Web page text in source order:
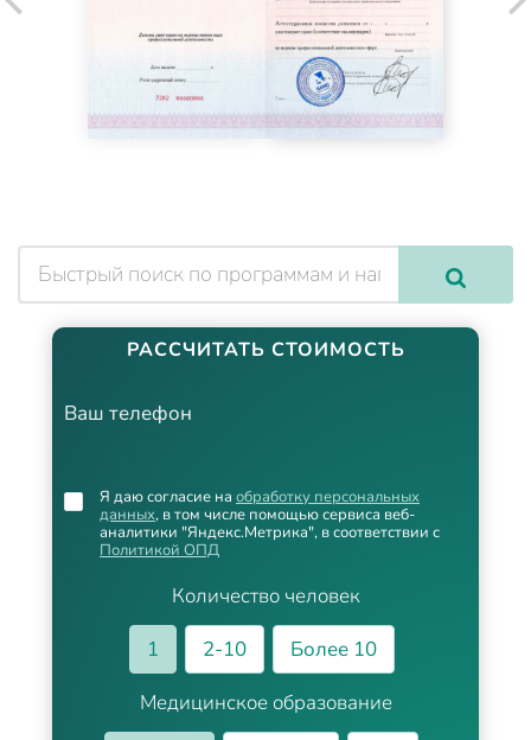
РАССЧИТАТЬ СТОИМОСТЬ
Ваш телефон
Количество человек
1
2-10
Более 10
Медицинское образование
Я даю согласие на обработку персональных
данных, в том числе помощью сервиса веб-
аналитики "Яндекс.Метрика", в соответствии с
Политикой ОПД